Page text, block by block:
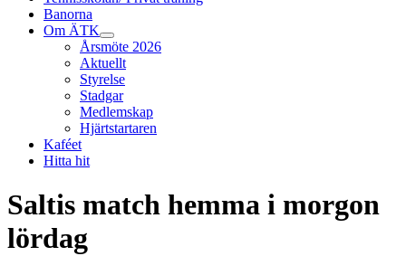
Banorna
Om ÄTK
Årsmöte 2026
Aktuellt
Styrelse
Stadgar
Medlemskap
Hjärtstartaren
Kaféet
Hitta hit
Saltis match hemma i morgon
lördag